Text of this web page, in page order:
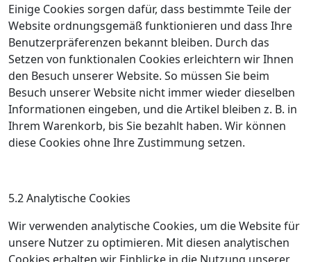
Einige Cookies sorgen dafür, dass bestimmte Teile der
Website ordnungsgemäß funktionieren und dass Ihre
Benutzerpräferenzen bekannt bleiben. Durch das
Setzen von funktionalen Cookies erleichtern wir Ihnen
den Besuch unserer Website. So müssen Sie beim
Besuch unserer Website nicht immer wieder dieselben
Informationen eingeben, und die Artikel bleiben z. B. in
Ihrem Warenkorb, bis Sie bezahlt haben. Wir können
diese Cookies ohne Ihre Zustimmung setzen.
5.2 Analytische Cookies
Wir verwenden analytische Cookies, um die Website für
unsere Nutzer zu optimieren. Mit diesen analytischen